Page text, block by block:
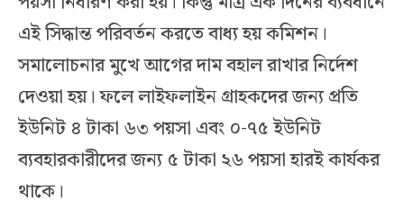
এই সিদ্ধান্ত পরিবর্তন করতে বাধ্য হয় কমিশন।
সমালোচনার মুখে আগের দাম বহাল রাখার নির্দেশ
দেওয়া হয়। ফলে লাইফলাইন গ্রাহকদের জন্য প্রতি
ইউনিট ৪ টাকা ৬৩ পয়সা এবং ০-৭৫ ইউনিট
ব্যবহারকারীদের জন্য ৫ টাকা ২৬ পয়সা হারই কার্যকর
থাকে।